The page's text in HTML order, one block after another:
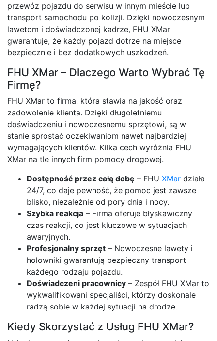
przewóz pojazdu do serwisu w innym mieście lub
transport samochodu po kolizji. Dzięki nowoczesnym
lawetom i doświadczonej kadrze, FHU XMar
gwarantuje, że każdy pojazd dotrze na miejsce
bezpiecznie i bez dodatkowych uszkodzeń.
FHU XMar – Dlaczego Warto Wybrać Tę
Firmę?
FHU XMar to firma, która stawia na jakość oraz
zadowolenie klienta. Dzięki długoletniemu
doświadczeniu i nowoczesnemu sprzętowi, są w
stanie sprostać oczekiwaniom nawet najbardziej
wymagających klientów. Kilka cech wyróżnia FHU
XMar na tle innych firm pomocy drogowej.
Dostępność przez całą dobę – FHU XMar działa
24/7, co daje pewność, że pomoc jest zawsze
blisko, niezależnie od pory dnia i nocy.
Szybka reakcja – Firma oferuje błyskawiczny
czas reakcji, co jest kluczowe w sytuacjach
awaryjnych.
Profesjonalny sprzęt – Nowoczesne lawety i
holowniki gwarantują bezpieczny transport
każdego rodzaju pojazdu.
Doświadczeni pracownicy – Zespół FHU XMar to
wykwalifikowani specjaliści, którzy doskonale
radzą sobie w każdej sytuacji na drodze.
Kiedy Skorzystać z Usług FHU XMar?